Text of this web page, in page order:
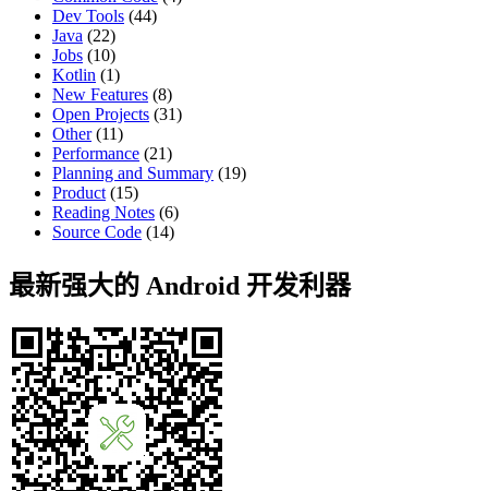
Dev Tools (44)
Java (22)
Jobs (10)
Kotlin (1)
New Features (8)
Open Projects (31)
Other(11)
Performance (21)
Planning and Summary (19)
Product (15)
Reading Notes (6)
Source Code (14)
最新强大的 Android 开发利器